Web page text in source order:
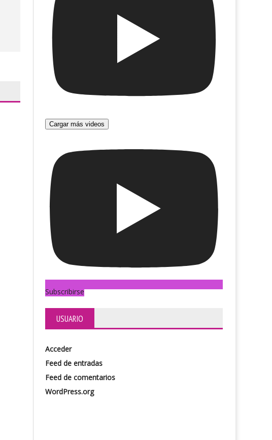
Campo minado
Cargar más videos
Subscribirse
USUARIO
Acceder
Feed de entradas
Feed de comentarios
WordPress.org